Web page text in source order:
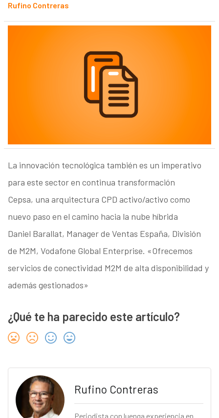
Rufino Contreras
La innovación tecnológica también es un imperativo
para este sector en continua transformación
Cepsa, una arquitectura CPD activo/activo como
nuevo paso en el camino hacia la nube híbrida
Daniel Barallat, Manager de Ventas España, División
de M2M, Vodafone Global Enterprise. «Ofrecemos
servicios de conectividad M2M de alta disponibilidad y
además gestionados»
¿Qué te ha parecido este artículo?
Rufino Contreras
Periodista con luenga experiencia en